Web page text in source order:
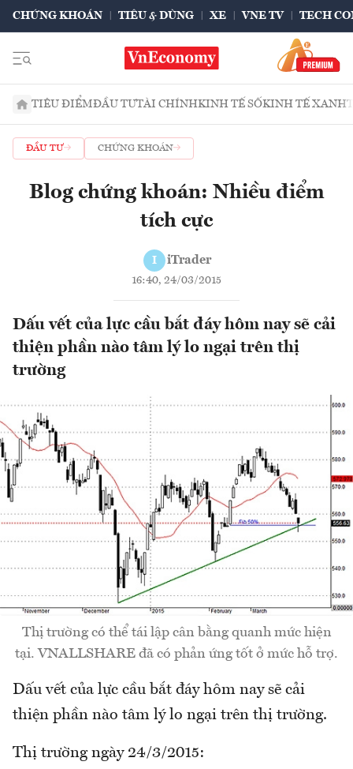
CHỨNG KHOÁN TIÊU & DÙNG XE VNE TV TECH
TIÊU ĐIỂMĐẦU TƯTÀI CHÍNHKINH TẾ SỐKINH TẾ XANH
ĐẦU TƯ CHỨNG KHOÁN
Blog chứng khoán: Nhiều điểm
tích cực
I iTrader
16:40, 24/03/2015
Dấu vết của lực cầu bắt đáy hôm nay sẽ cải
thiện phần nào tâm lý lo ngại trên thị
trường
Thị trường có thể tái lập cân bằng quanh mức hiện
tại. VNALLSHARE đã có phản ứng tốt ở mức hỗ trợ.
Dấu vết của lực cầu bắt đáy hôm nay sẽ cải
thiện phần nào tâm lý lo ngại trên thị trường.
Thị trường ngày 24/3/2015: